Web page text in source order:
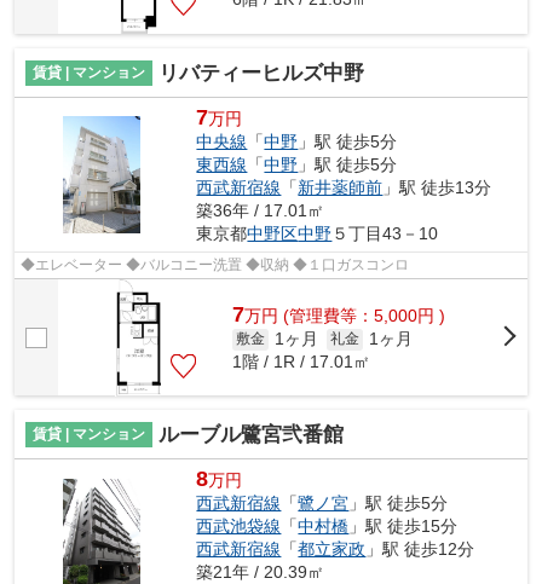
賃貸 | マンション リバティーヒルズ中野
7万円
中央線 「中野 」駅 徒歩5分
東西線 「中野 」駅 徒歩5分
西武新宿線 「新井薬師前 」駅 徒歩13分
築36年 / 17.01㎡
東京都中野区中野５丁目43－10
◆エレベーター ◆バルコニー洗置 ◆収納 ◆１口ガスコンロ
7万円 (管理費等：5,000円 )
敷金 1ヶ月 礼金
1ヶ月
1階 / 1R / 17.01㎡
賃貸 | マンション ルーブル鷺宮弐番館
8万円
西武新宿線 「鷺ノ宮 」駅 徒歩5分
西武池袋線 「中村橋 」駅 徒歩15分
西武新宿線 「都立家政 」駅 徒歩12分
築21年 / 20.39㎡